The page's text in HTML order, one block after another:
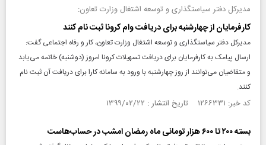
مدیرکل دفتر سیاستگذاری و توسعه اشتغال وزارت تعاون:
کارفرمایان از چهارشنبه برای دریافت وام کرونا ثبت نام کنند
مدیرکل دفتر سیاستگذاری و توسعه اشتغال وزارت تعاون، کار و رفاه اجتماعی گفت:
ارسال پیامک به کارفرمایان برای دریافت تسهیلات کرونا امروز (دوشنبه) خاتمه می‌یابد
و متقاضیان می‌توانند از روز چهارشنبه با ورود به سامانه کارا برای دریافت آن ثبت نام
کنند.
کد خبر: ۱۲۶۶۳۳۱ تاریخ انتشار : ۱۳۹۹/۰۲/۲۲
بسته ۲۰۰ تا ۶۰۰ هزار تومانی ماه رمضان امشب در حساب‌هاست